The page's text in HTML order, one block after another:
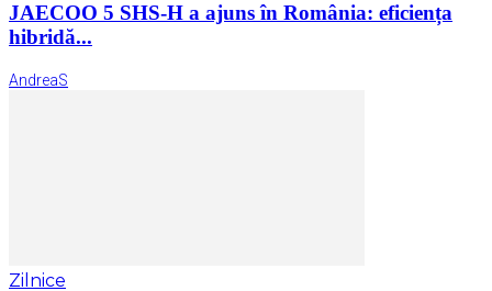
JAECOO 5 SHS-H a ajuns în România: eficiența
hibridă...
AndreaS
Zilnice